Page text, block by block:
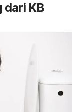
dari KB